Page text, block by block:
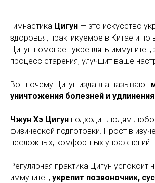
Гимнастика Цигун — это искусство
здоровья, практикуемое в Китае и по
Цигун помогает укреплять иммунитет,
процесс старения, улучшит ваше
Вот почему Цигун издавна называют
уничтожения болезней и
Чжун Хэ Цигун подходит людям
физической подготовки. Прост в
несложных, комфортных упражнений.
Регулярная практика Цигун успокоит
иммунитет, укрепит позвоночник,